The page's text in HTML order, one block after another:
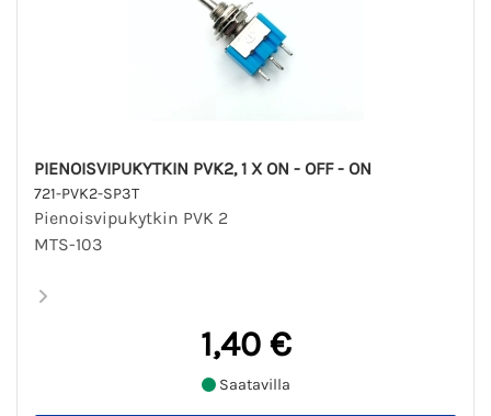
PIENOISVIPUKYTKIN PVK2, 1 X ON - OFF - ON
721-PVK2-SP3T
Pienoisvipukytkin PVK 2
MTS-103
1,40 €
Saatavilla